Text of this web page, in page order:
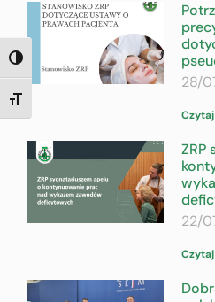
TOGGLE HIGH CONTRAST
TOGGLE FONT SIZE
28/
ZRP
22/